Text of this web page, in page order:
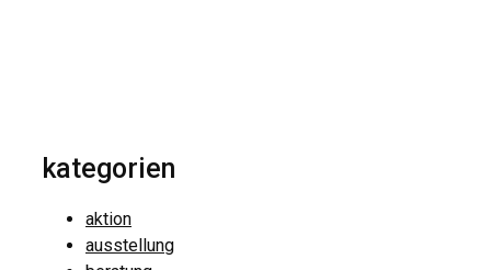
kategorien
aktion
ausstellung